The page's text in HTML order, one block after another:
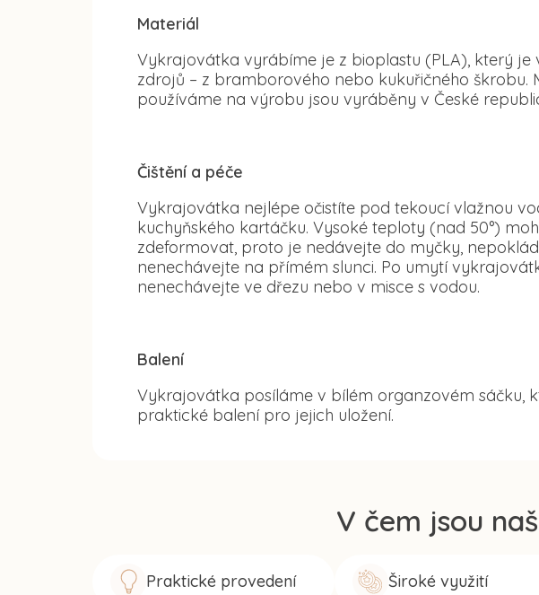
V čem jsou
Praktické provedení Široké využití
Materiál
Vykrajovátka vyrábíme je z bioplastu (PLA), který
zdrojů – z bramborového nebo kukuřičného škrobu.
používáme na výrobu jsou vyráběny v České
Čištění a péče
Vykrajovátka nejlépe očistíte pod tekoucí vlažnou
kuchyňského kartáčku. Vysoké teploty (nad 50°)
zdeformovat, proto je nedávejte do myčky,
nenechávejte na přímém slunci. Po umytí
nenechávejte ve dřezu nebo v misce s vodou.
Balení
Vykrajovátka posíláme v bílém organzovém sáčku,
praktické balení pro jejich uložení.